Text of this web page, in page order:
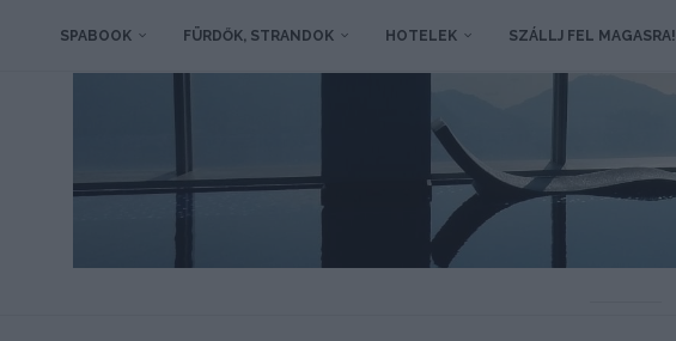
SPABOOK FÜRDŐK, STRANDOK HOTELEK SZÁLLJ FEL MAGASRA!